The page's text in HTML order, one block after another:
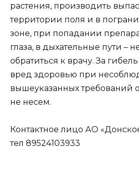
растения, производить выпас
территории поля и в
зоне, при попадании
глаза, в дыхательные пути –
обратиться к врачу. За
вред здоровью при
вышеуказанных требований
не несем.
Контактное лицо АО
тел 89524103933